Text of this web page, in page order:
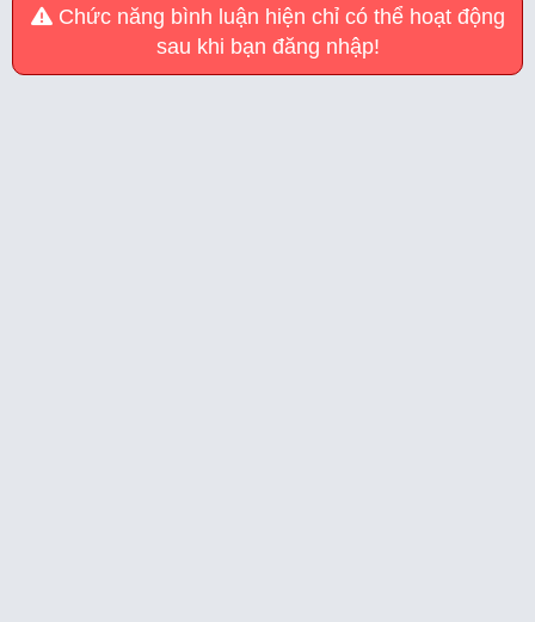
Chức năng bình luận hiện chỉ có thể hoạt động
sau khi bạn đăng nhập!